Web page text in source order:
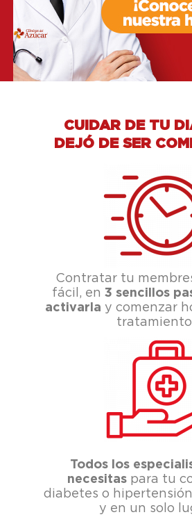
CUIDAR DE TU
DEJÓ DE SER
Contratar tu
fácil, en 3 sencillos
activarla y comenzar
Todos los
necesitas para tu
diabetes o
y en un solo